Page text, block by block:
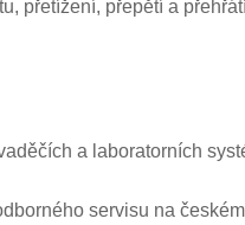
přetížení, přepětí a
a laboratorních
servisu na